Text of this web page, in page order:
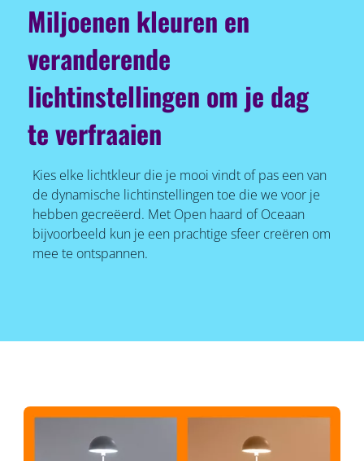
Miljoenen kleuren en
veranderende
lichtinstellingen om je dag
te verfraaien
Kies elke lichtkleur die je mooi vindt of pas een van
de dynamische lichtinstellingen toe die we voor je
hebben gecreëerd. Met Open haard of Oceaan
bijvoorbeeld kun je een prachtige sfeer creëren om
mee te ontspannen.